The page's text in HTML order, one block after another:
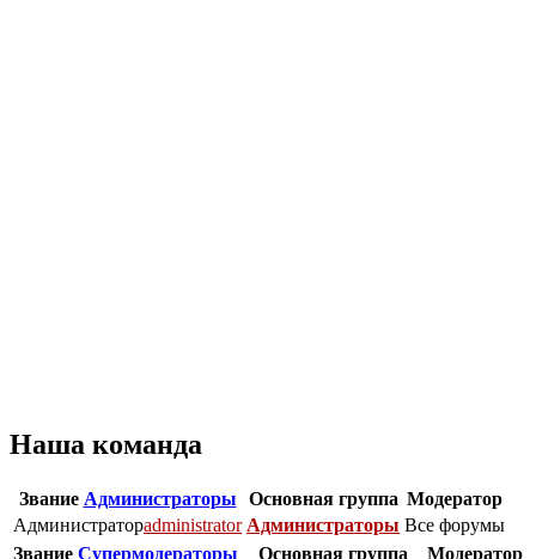
Наша команда
Звание Администраторы Основная группа Модератор
Администраторadministrator Администраторы Все форумы
Звание Супермодераторы Основная группа
Модератор